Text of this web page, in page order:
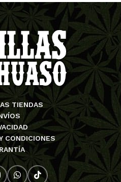
TIENDAS
CONDICIONES